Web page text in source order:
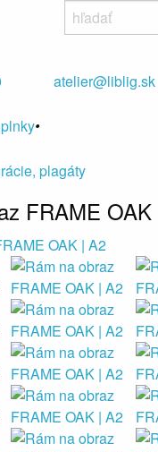
atelier@liblig.sk
•
plagáty
FRAME